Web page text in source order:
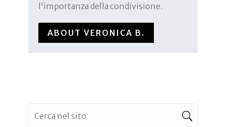
l'importanza della condivisione.
ABOUT VERONICA B.